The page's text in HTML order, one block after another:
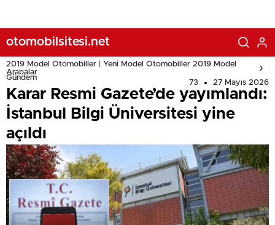
otomobilsitesi.net
2019 Model Otomobiller | Yeni Model Otomobiller 2019 Model
Arabalar
Gündem
73 27 Mayıs 2026
Karar Resmi Gazete’de yayımlandı:
İstanbul Bilgi Üniversitesi yine
açıldı